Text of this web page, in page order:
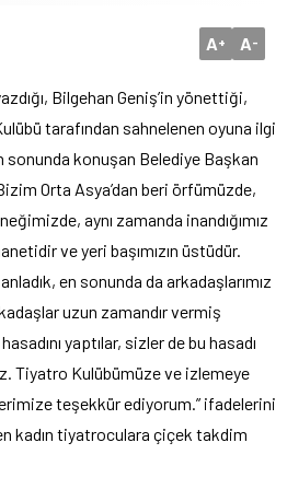
A+ A-
Bilgehan Geniş’in yönettiği,
tarafından sahnelenen oyuna ilgi
sonunda konuşan Belediye Başkan
Orta Asya’dan beri örfümüzde,
aynı zamanda inandığımız
ve yeri başımızın üstüdür.
en sonunda da arkadaşlarımız
uzun zamandır vermiş
yaptılar, sizler de bu hasadı
Tiyatro Kulübümüze ve izlemeye
teşekkür ediyorum.” ifadelerini
kadın tiyatroculara çiçek takdim